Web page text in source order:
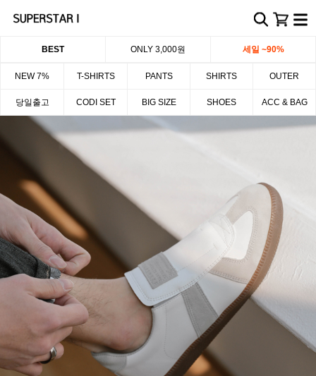
BEST ONLY 3,000원 세일 ~90%
NEW 7% T-SHIRTS PANTS SHIRTS OUTER
당일출고 CODI SET BIG SIZE SHOES ACC & BAG